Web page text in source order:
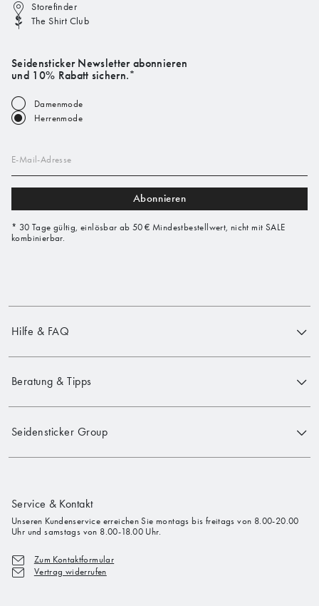
Storefinder
The Shirt Club
Seidensticker Newsletter abonnieren
und 10% Rabatt sichern.*
Damenmode
Herrenmode
E-Mail-Adresse
Abonnieren
* 30 Tage gültig, einlösbar ab 50 € Mindestbestellwert, nicht mit SALE
kombinierbar.
Hilfe & FAQ
Beratung & Tipps
Seidensticker Group
Service & Kontakt
Unseren Kundenservice erreichen Sie montags bis freitags von 8.00-20.00
Uhr und samstags von 8.00-18.00 Uhr.
Zum Kontaktformular
Vertrag widerrufen